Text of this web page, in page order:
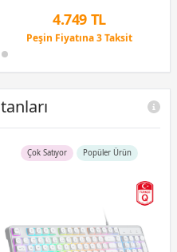
4.749 TL
Peşin Fiyatına 3 Taksit
Çok Satıyor Popüler Ürün